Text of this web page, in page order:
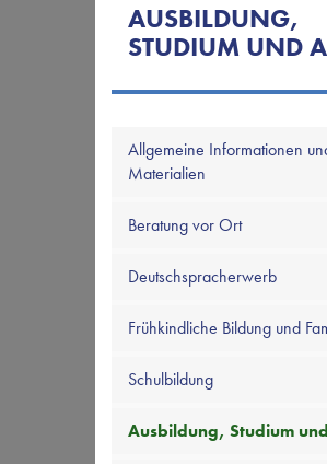
AUSBILDUNG,
STUDIUM UND
Allgemeine Informationen
Materialien
Beratung vor Ort
Deutschspracherwerb
Frühkindliche Bildung und
Schulbildung
Ausbildung, Studium